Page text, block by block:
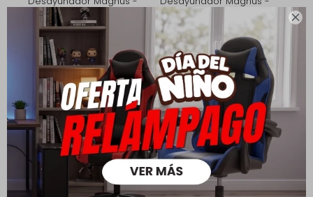

Blanco
2.490 $ 3.890
1.743
$1.992
Negro
$ 2.490
$1.743
$ 1.992